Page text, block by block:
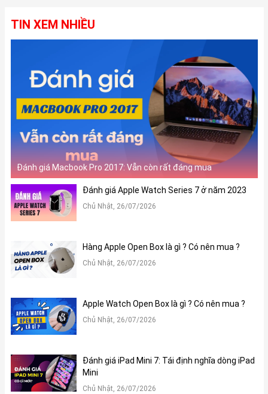
TIN XEM NHIỀU
Đánh giá Macbook Pro 2017: Vẫn còn rất đáng mua
Đánh giá Apple Watch Series 7 ở năm 2023
Chủ Nhật, 26/07/2026
Hàng Apple Open Box là gì ? Có nên mua ?
Chủ Nhật, 26/07/2026
Apple Watch Open Box là gì ? Có nên mua ?
Chủ Nhật, 26/07/2026
Đánh giá iPad Mini 7: Tái định nghĩa dòng iPad
Mini
Chủ Nhật, 26/07/2026